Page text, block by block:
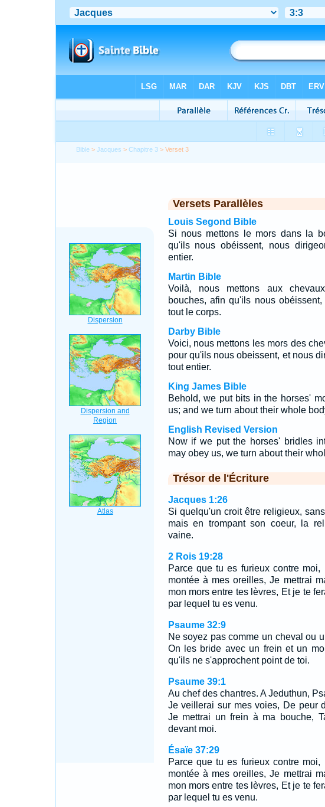
Bible >Jacques >Chapitre 3 > Verset 3
Versets Parallèles
Louis Segond Bible
Si nous mettons le mors dans la
qu'ils nous obéissent, nous
entier.
Martin Bible
Voilà, nous mettons aux
bouches, afin qu'ils nous
tout le corps.
Darby Bible
Voici, nous mettons les mors des
pour qu'ils nous obeissent, et nous
tout entier.
King James Bible
Behold, we put bits in the horses'
us; and we turn about their whole
English Revised Version
Now if we put the horses' bridles
may obey us, we turn about their
Trésor de l'Écriture
Jacques 1:26
Si quelqu'un croit être religieux,
mais en trompant son coeur, la
vaine.
2 Rois 19:28
Parce que tu es furieux contre
montée à mes oreilles, Je mettrai
mon mors entre tes lèvres, Et je te
par lequel tu es venu.
Psaume 32:9
Ne soyez pas comme un cheval ou
On les bride avec un frein et un
qu'ils ne s'approchent point de toi.
Psaume 39:1
Au chef des chantres. A Jeduthun,
Je veillerai sur mes voies, De peur
Je mettrai un frein à ma bouche,
devant moi.
Ésaïe 37:29
Parce que tu es furieux contre
montée à mes oreilles, Je mettrai
mon mors entre tes lèvres, Et je te
par lequel tu es venu.